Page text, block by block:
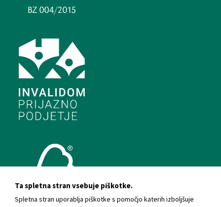
Ta spletna stran vsebuje piškotke.
Spletna stran uporablja piškotke s pomočjo katerih izboljšuje